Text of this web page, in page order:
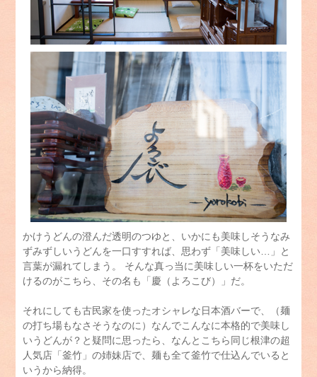
かけうどんの澄んだ透明のつゆと、いかにも美味しそうなみ
ずみずしいうどんを一口すすれば、思わず「美味しい…」と
言葉が漏れてしまう。 そんな真っ当に美味しい一杯をいただ
けるのがこちら、その名も「慶（よろこび）」だ。
それにしても古民家を使ったオシャレな日本酒バーで、（麺
の打ち場もなさそうなのに）なんでこんなに本格的で美味し
いうどんが？と疑問に思ったら、なんとこちら同じ根津の超
人気店「釜竹」の姉妹店で、麺も全て釜竹で仕込んでいると
いうから納得。